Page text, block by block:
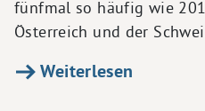
fünfmal so häufig wie
Österreich und der
Weiterlesen